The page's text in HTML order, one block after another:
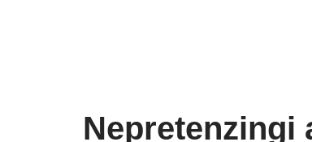
Nepretenzingi